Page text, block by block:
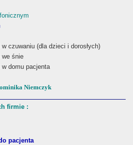
czuwaniu (dla dzieci i dorosłych)
we śnie
domu pacjenta
Niemczyk
firmie :
pacjenta